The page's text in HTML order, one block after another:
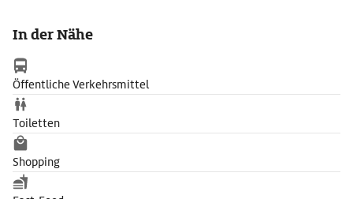
In der Nähe
Öffentliche Verkehrsmittel
Toiletten
Shopping